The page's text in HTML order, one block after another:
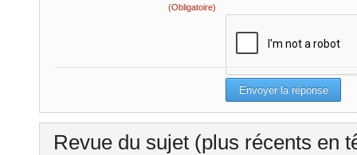
(Obligatoire)
Revue du sujet (plus récents en